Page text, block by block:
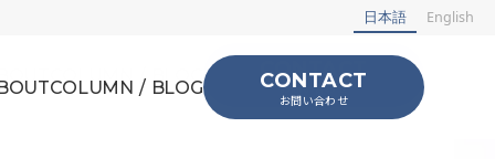
COLUMN / BLOG CONTACT
お問い合わせ
COLUMN / BLOG CONTACT
お問い合わせ
日本語 English